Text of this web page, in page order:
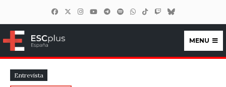
ESCplus España
MENU
Entrevista